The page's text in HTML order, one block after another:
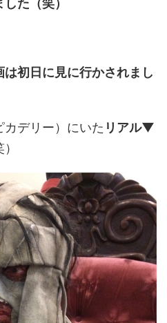
た（笑）
は初日に見に行かされまし
デリー）にいた リアル▼